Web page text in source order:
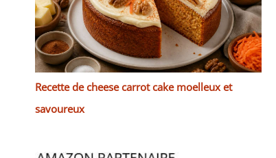
Recette de cheese carrot cake moelleux et
savoureux